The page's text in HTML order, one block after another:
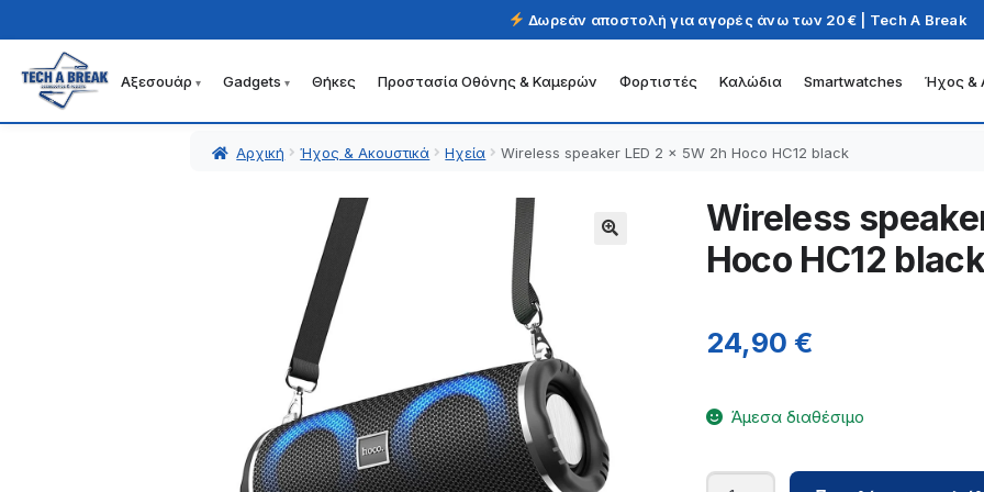
Δωρεάν αποστολή για αγορές άνω των 20€ | Tech A Break
Απευθείας
μετάβαση
Μετάβαση
σε
Αξεσουάρ Gadgets Θήκες Προστασία Οθόνης & Καμερών Φορτιστές Καλώδια Smartwatches Ήχος &
Αρχική Ήχος & Ακουστικά Ηχεία Wireless speaker LED 2 x 5W 2h Hoco HC12 black
Wireless
Hoco HC12
24,90 €
Άμεσα διαθέσιμο
Wireless